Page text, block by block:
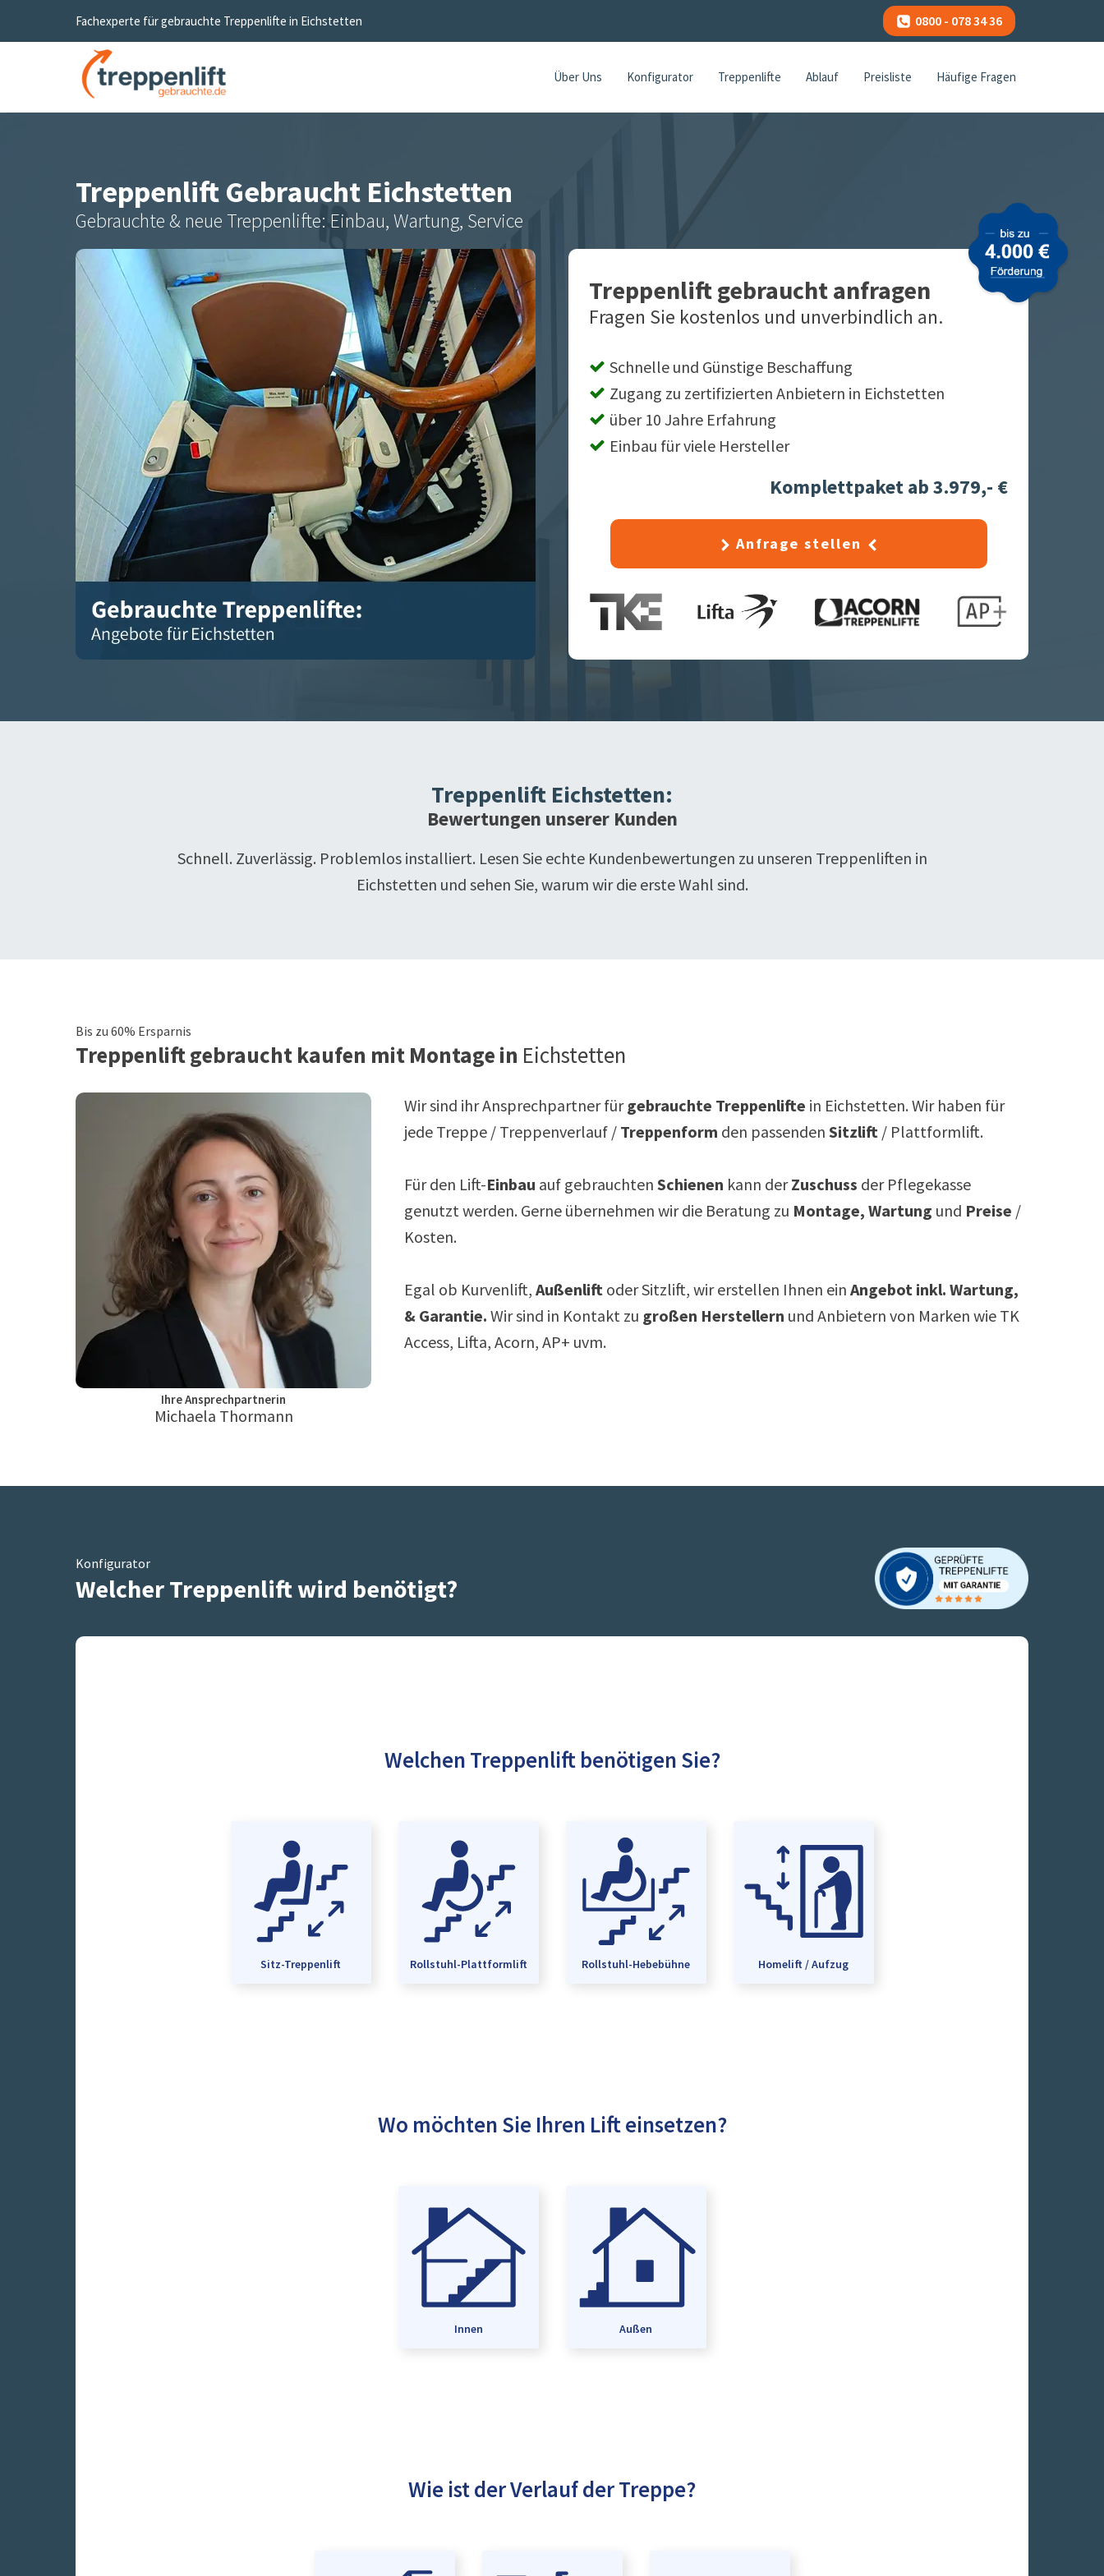
Fachexperte für gebrauchte Treppenlifte in Eichstetten 0800 - 078 34 36
Über Uns Konfigurator Treppenlifte Ablauf Preisliste Häufige Fragen
Treppenlift Gebraucht Eichstetten
Gebrauchte & neue Treppenlifte: Einbau, Wartung, Service
Treppenlift gebraucht anfragen
Fragen Sie kostenlos und unverbindlich an.
Schnelle und Günstige Beschaffung
Zugang zu zertifizierten Anbietern in Eichstetten
über 10 Jahre Erfahrung
Einbau für viele Hersteller
Komplettpaket ab 3.979,- €
Anfrage stellen
Treppenlift Eichstetten:
Bewertungen unserer Kunden
Schnell. Zuverlässig. Problemlos installiert. Lesen Sie echte Kundenbewertungen zu unseren Treppenliften in
Eichstetten und sehen Sie, warum wir die erste Wahl sind.
Bis zu 60% Ersparnis
Treppenliftgebraucht kaufen mit Montage in Eichstetten
Ihre Ansprechpartnerin
Michaela Thormann
Wir sind ihr Ansprechpartner fürgebrauchte Treppenlifte in Eichstetten. Wir haben für
jede Treppe / Treppenverlauf / Treppenform den passenden Sitzlift / Plattformlift.
Für den Lift-Einbau auf gebrauchten Schienen kann derZuschuss der Pflegekasse
genutzt werden. Gerne übernehmen wir die Beratung zu Montage, Wartung und Preise /
Kosten.
Egal ob Kurvenlift, Außenlift oder Sitzlift, wir erstellen Ihnen ein Angebot inkl. Wartung,
& Garantie. Wir sind in Kontakt zu großen Herstellern und Anbietern von Marken wie TK
Access, Lifta, Acorn, AP+ uvm.
Konfigurator
Welcher Treppenlift wird benötigt?
Welchen Treppenlift benötigen Sie?
Sitz-Treppenlift Rollstuhl-Plattformlift Rollstuhl-Hebebühne Homelift / Aufzug
Wo möchten Sie Ihren Lift einsetzen?
Innen Außen
Wie ist der Verlauf der Treppe?